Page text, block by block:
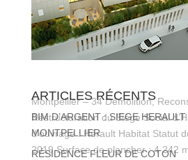
Montpellier – 34 Démolition,
Restructuration du Siège Social
d’ouvrage : Hérault Habitat Statut
2019 Surface de plancher : 4 242
ARTICLES RÉCENTS
BIM D’ARGENT : SIEGE
MONTPELLIER
RÉSIDENCE FLEUR DE COTON